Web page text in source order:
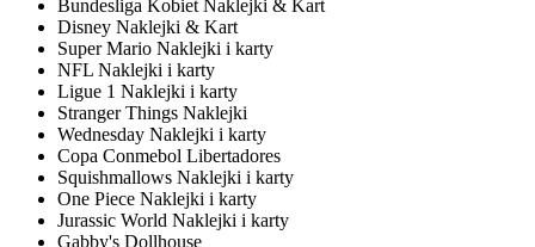
Bundesliga Kobiet Naklejki & Kart
Disney Naklejki & Kart
Super Mario Naklejki i karty
NFL Naklejki i karty
Ligue 1 Naklejki i karty
Stranger Things Naklejki
Wednesday Naklejki i karty
Copa Conmebol Libertadores
Squishmallows Naklejki i karty
One Piece Naklejki i karty
Jurassic World Naklejki i karty
Gabby's Dollhouse